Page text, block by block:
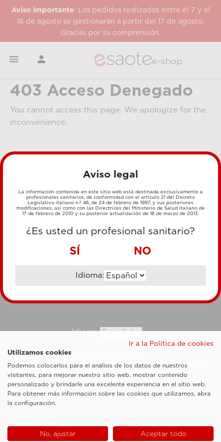
Aviso importante: Los pedidos realizados entre el 7 y el
16 de agosto se gestionarán a partir del 17 de agosto.
Gracias por su comprensión.
  e-shop
403 Acceso Denegado
You cannot access this page. We apologize for the
inconvenience.
MÉTODOS DE PAGO
TRANSFERENCIA BANCARIA
Idioma:
Esaote SpA ©2026 - Vat Code IT05131180969
Sociedad sujeta a la actividad de dirección y coordinación de Shanghai Luzi
Enterprise Management Consultancy Center (Limited Partnership)
Notas legales
Cookie Policy
Aviso legal
La información contenida en este sitio web está destinada exclusivamente a
profesionales sanitarios, de conformidad con el artículo 21 del Decreto
Legislativo italiano n.º 46, de 24 de febrero de 1997, y sus posteriores
modificaciones, así como con las Directrices del Ministerio de Salud italiano de
17 de febrero de 2010 y su posterior actualización de 18 de marzo de 2013.
¿Es usted un profesional sanitario?
SÍ NO
Idioma:
Ir a la Política de cookies
Utilizamos cookies
Podemos colocarlos para el análisis de los datos de nuestros
visitantes, para mejorar nuestro sitio web, mostrar contenido
personalizado y brindarle una excelente experiencia en el sitio web.
Para obtener más información sobre las cookies que utilizamos, abra
la configuración.
No, ajustar Aceptar todo